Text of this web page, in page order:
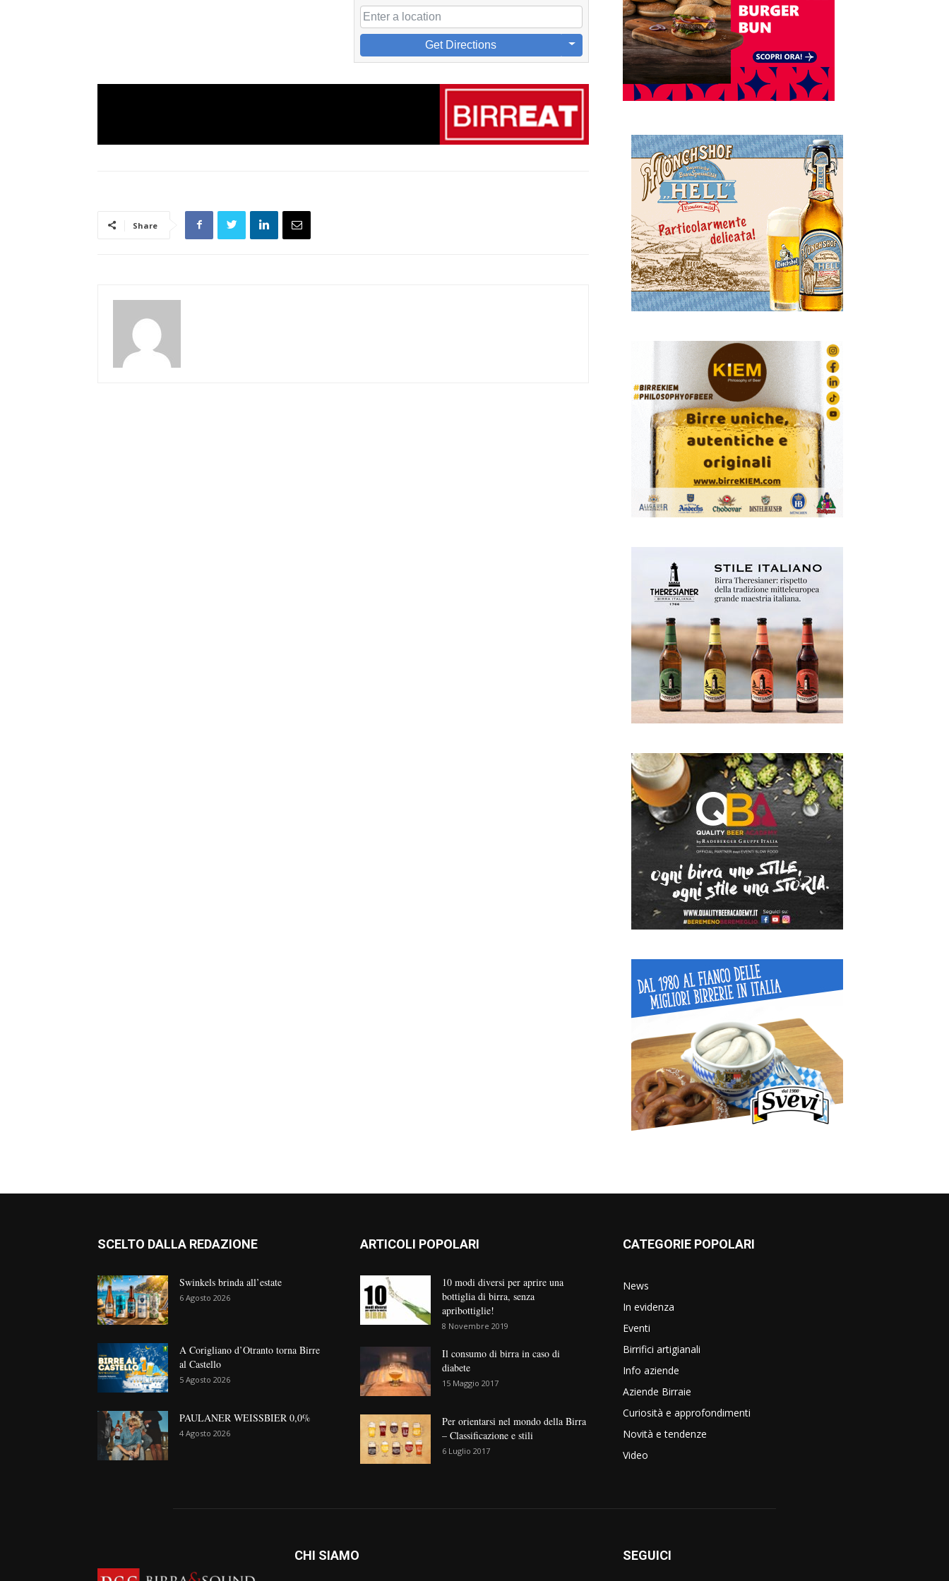
Get Directions
Share
SCELTO DALLA REDAZIONE
Swinkels brinda all’estate
6 Agosto 2026
A Corigliano d’Otranto torna Birre
al Castello
5 Agosto 2026
PAULANER WEISSBIER 0,0%
4 Agosto 2026
ARTICOLI POPOLARI
10 modi diversi per aprire una
bottiglia di birra, senza
apribottiglie!
8 Novembre 2019
Il consumo di birra in caso di
diabete
15 Maggio 2017
Per orientarsi nel mondo della Birra
– Classificazione e stili
6 Luglio 2017
CATEGORIE POPOLARI
News
In evidenza
Eventi
Birrifici artigianali
Info aziende
Aziende Birraie
Curiosità e approfondimenti
Novità e tendenze
Video
CHI SIAMO SEGUICI